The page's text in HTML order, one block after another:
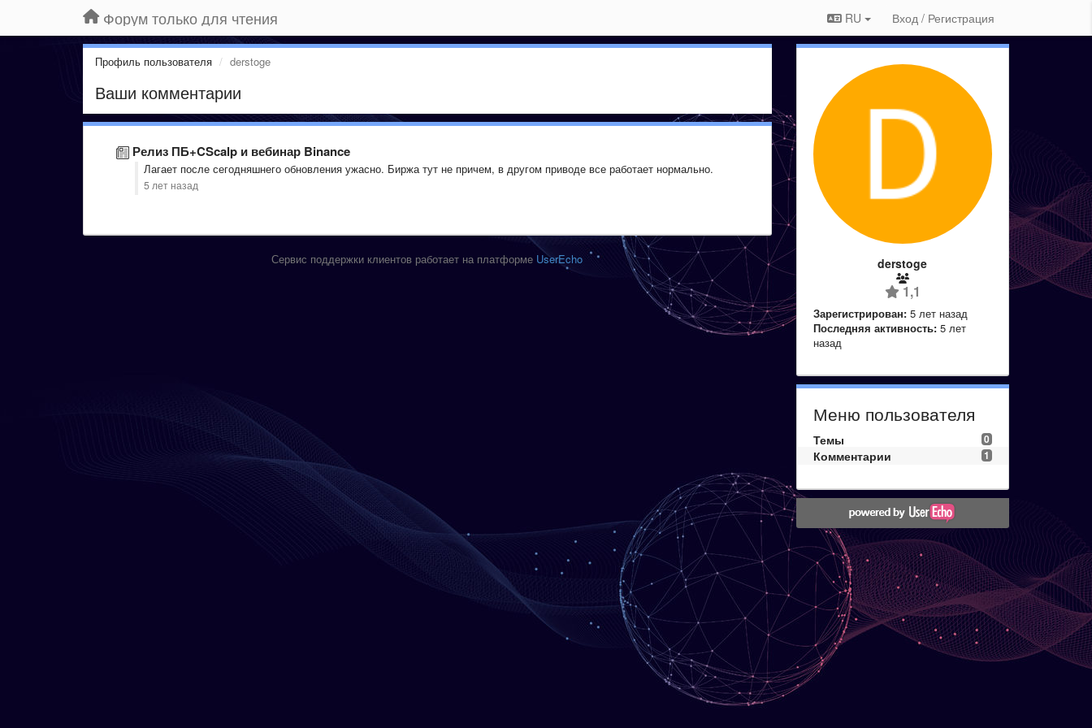
Форум только для чтения RU Вход / Регистрация
Профиль пользователя derstoge
Ваши комментарии
Релиз ПБ+CScalp и вебинар Binance
Лагает после сегодняшнего обновления ужасно. Биржа тут не причем, в другом приводе все работает нормально.
5 лет назад
Сервис поддержки клиентов работает на платформе UserEcho derstoge
1,1
Зарегистрирован: 5 лет назад
Последняя активность: 5 лет
назад
Меню пользователя
0
Темы
1
Комментарии